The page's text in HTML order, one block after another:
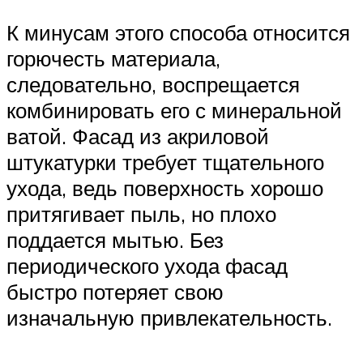
К минусам этого способа относится
горючесть материала,
следовательно, воспрещается
комбинировать его с минеральной
ватой. Фасад из акриловой
штукатурки требует тщательного
ухода, ведь поверхность хорошо
притягивает пыль, но плохо
поддается мытью. Без
периодического ухода фасад
быстро потеряет свою
изначальную привлекательность.